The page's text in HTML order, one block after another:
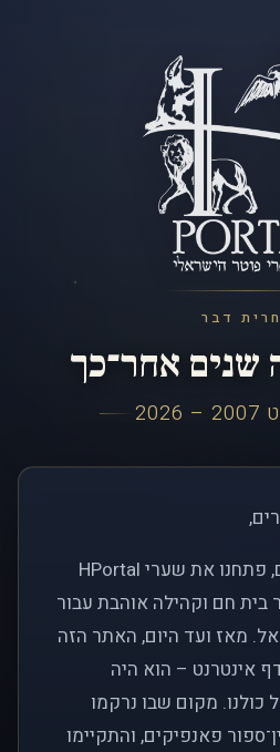
דבר
שנים אחר־כך
לפני כמעט שני עשורים, פתחנו את שערי HPortal
בית חם וקהילה אוהבת עבור
מאז ועד היום, האתר הזה
אינטרנט – הוא היה
כולנו. מקום שבו נרקמו
פאנפיקים, והתקיימו